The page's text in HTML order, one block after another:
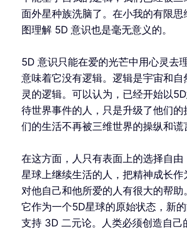
面外星种族洗脑了。在小我的有限思
图理解 5D 意识也是毫无意义的。
5D 意识只能在爱的光芒中用心灵去
意味着它没有逻辑。逻辑是宇宙和自
灵的逻辑。可以认为，已经开始以
待世界事件的人，只是升级了他们的
们的生活不再被三维世界的操纵和谎
在这方面，人只有表面上的选择自由
星球上继续生活的人，把精神成长作
对他自己和他所爱的人有很大的帮助
它作为一个5D星球的原始状态，新
支持 3D 二元论。人类必须创造自己